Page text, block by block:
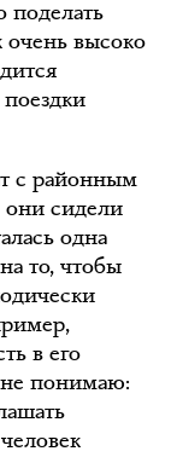
поделать
очень высоко
с районным
они сидели
одна
то, чтобы
в его
понимаю: